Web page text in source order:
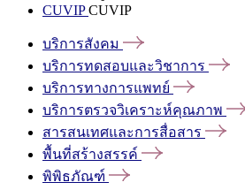
CUVIPCUVIP
บริการสังคม
บริการทดสอบและวิชาการ
บริการทางการแพทย์
บริการตรวจวิเคราะห์คุณภาพ
สารสนเทศและการสื่อสาร
พื้นที่สร้างสรรค์
พิพิธภัณฑ์